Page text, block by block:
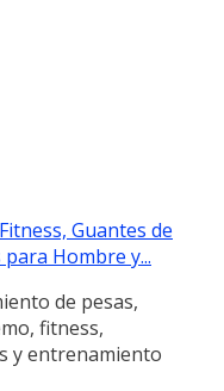
Guantes de
Hombre y...
de pesas,
fitness,
y entrenamiento